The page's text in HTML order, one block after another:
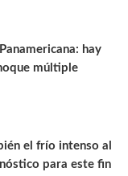
hay
múltiple
el frío intenso al
para este fin